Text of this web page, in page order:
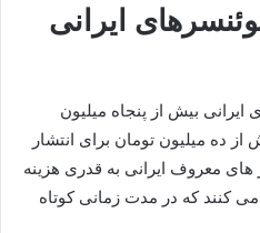
ایرانی
ایرانی بیش از پنجاه میلیون
ده میلیون تومان برای انتشار
معروف ایرانی به قدری هزینه
می کنند که در مدت زمانی کوتاه